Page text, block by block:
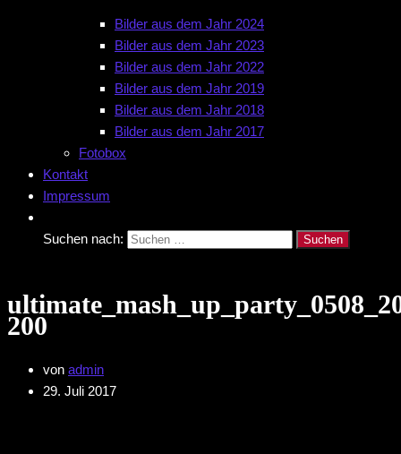
Bilder aus dem Jahr 2024
Bilder aus dem Jahr 2023
Bilder aus dem Jahr 2022
Bilder aus dem Jahr 2019
Bilder aus dem Jahr 2018
Bilder aus dem Jahr 2017
Fotobox
Kontakt
Impressum
Suchen nach:
200
von admin
29. Juli 2017